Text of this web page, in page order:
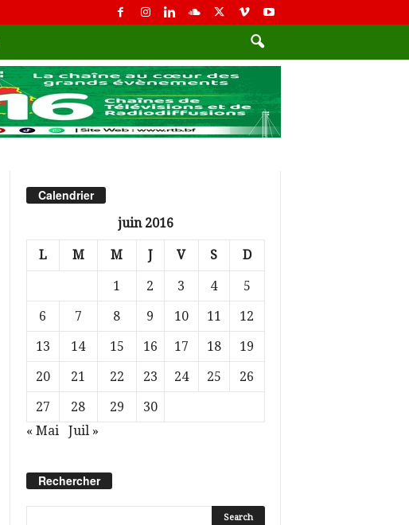
Calendrier
juin 2016
L M M J V S D
1 2 3 4
5
6
7 8 9 10 11
12
13
14 15 16 17 18
19
20
21 22 23 24 25
26
27
28 29
30
« Mai
Juil »
Rechercher